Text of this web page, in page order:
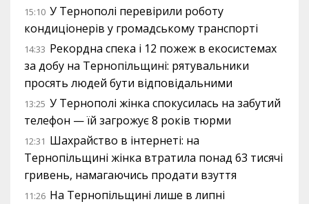
15:10 У Тернополі перевірили роботу
кондиціонерів у громадському транспорті
14:33 Рекордна спека і 12 пожеж в екосистемах
за добу на Тернопільщині: рятувальники
просять людей бути відповідальними
13:25 У Тернополі жінка спокусилась на забутий
телефон — їй загрожує 8 років тюрми
12:31 Шахрайство в інтернеті: на
Тернопільщині жінка втратила понад 63 тисячі
гривень, намагаючись продати взуття
11:26 На Тернопільщині лише в липні